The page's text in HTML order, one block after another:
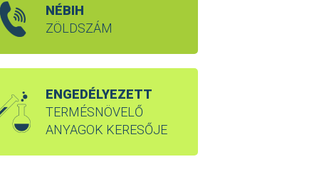
NÉBIH
ZÖLDSZÁM
ENGEDÉLYEZETT
TERMÉSNÖVELŐ
ANYAGOK KERESŐJE